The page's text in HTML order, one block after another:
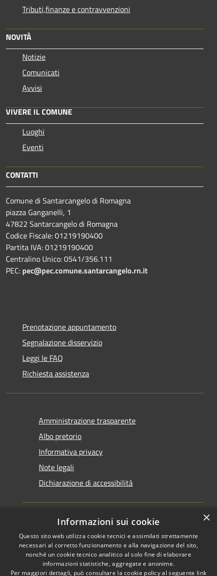
Tributi,finanze e contravvenzioni
NOVITÀ
Notizie
Comunicati
Avvisi
VIVERE IL COMUNE
Luoghi
Eventi
CONTATTI
Comune di Santarcangelo di Romagna
piazza Ganganelli, 1
47822 Santarcangelo di Romagna
Codice Fiscale: 01219190400
Partita IVA: 01219190400
Centralino Unico: 0541/356.111
PEC: pec@pec.comune.santarcangelo.rn.it
Prenotazione appuntamento
Segnalazione disservizio
Leggi le FAQ
Richiesta assistenza
Amministrazione trasparente
Albo pretorio
Informativa privacy
Note legali
Dichiarazione di accessibilità
RSS
Accessibilità
Copyright © 2026 • Comune di
Santarcangelo di Romagna •
Powered byMunicipium
×
Informazioni sui cookie
Questo sito web utilizza cookie tecnici e assimilati strettamente
necessari al corretto funzionamento e alla navigazione del sito,
nonché un cookie tecnico analitico al solo fine di elaborare
informazioni statistiche, aggregate e anonime.
Per maggiori dettagli, può consultare la cookie policy al seguente link